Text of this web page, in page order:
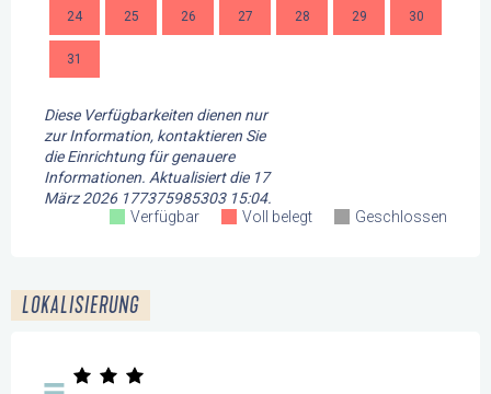
24 25 26 27 28 29 30
31
Diese Verfügbarkeiten dienen nur
zur Information, kontaktieren Sie
die Einrichtung für genauere
Informationen. Aktualisiert die17
März 2026 177375985303 15:04.
Verfügbar
Voll belegt Geschlossen
LOKALISIERUNG